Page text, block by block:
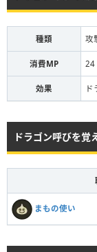
種類 攻
消費MP 24
効果
ドラゴン呼びを覚
まもの使い